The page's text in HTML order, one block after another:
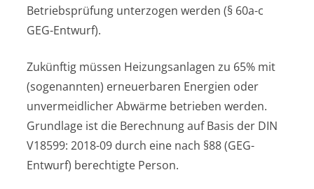
Betriebsprüfung unterzogen werden (§ 60a-c
GEG-Entwurf).
Zukünftig müssen Heizungsanlagen zu 65% mit
(sogenannten) erneuerbaren Energien oder
unvermeidlicher Abwärme betrieben werden.
Grundlage ist die Berechnung auf Basis der DIN
V18599: 2018-09 durch eine nach §88 (GEG-
Entwurf) berechtigte Person.